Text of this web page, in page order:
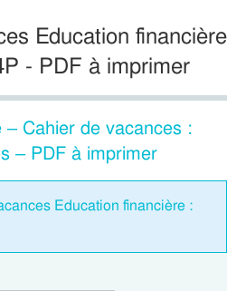
Education financière
- PDF à imprimer
– Cahier de vacances :
– PDF à imprimer
Education financière :